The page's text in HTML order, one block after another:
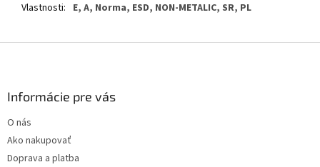
Vlastnosti: E, A, Norma, ESD, NON-METALIC, SR, PL
Informácie pre vás
O nás
Ako nakupovať
Doprava a platba